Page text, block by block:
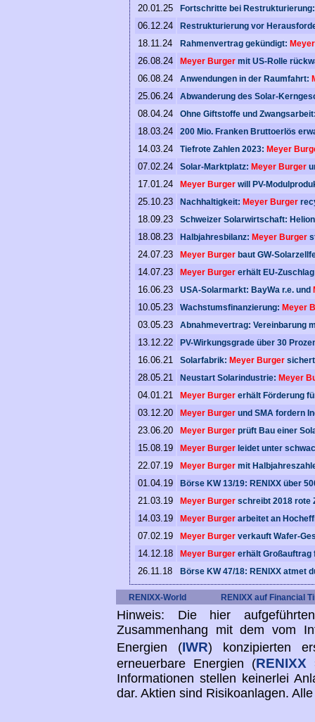
20.01.25 Fortschritte bei
06.12.24 Restrukturierung vor
18.11.24 Rahmenvertrag gekündigt:
26.08.24 Meyer Burgermit US-Rolle
06.08.24 Anwendungen in der Raumfahrt:
25.06.24 Abwanderung des Solar-
08.04.24 Ohne Giftstoffe und
18.03.24 200 Mio. Franken Bruttoerlös
14.03.24 Tiefrote Zahlen 2023: Meyer
07.02.24 Solar-Marktplatz: Meyer Burger
17.01.24 Meyer Burgerwill PV-
25.10.23 Nachhaltigkeit: Meyer Burger
18.09.23 Schweizer Solarwirtschaft:
18.08.23 Halbjahresbilanz: Meyer Burger
24.07.23 Meyer Burgerbaut GW-
14.07.23 Meyer Burgererhält EU-
16.06.23 USA-Solarmarkt: BayWa r.e. und
10.05.23 Wachstumsfinanzierung: Meyer
03.05.23 Abnahmevertrag: Vereinbarung
13.12.22 PV-Wirkungsgrade über 30
16.06.21 Solarfabrik: Meyer Burgersichert
28.05.21 Neustart Solarindustrie: Meyer
04.01.21 Meyer Burgererhält Förderung
03.12.20 Meyer Burgerund SMA fordern
23.06.20 Meyer Burgerprüft Bau einer
15.08.19 Meyer Burgerleidet unter
22.07.19 Meyer Burgermit
01.04.19 Börse KW 13/19: RENIXX über
21.03.19 Meyer Burgerschreibt 2018 rote
14.03.19 Meyer Burgerarbeitet an
07.02.19 Meyer Burgerverkauft Wafer-
14.12.18 Meyer Burgererhält Großauftrag
26.11.18 Börse KW 47/18: RENIXX atmet
RENIXX-World RENIXX auf Financial
Hinweis: Die hier
Zusammenhang mit dem vom
Energien (IWR) konzipierten
erneuerbare Energien (RENIXX
Informationen stellen keinerlei
dar. Aktien sind Risikoanlagen.